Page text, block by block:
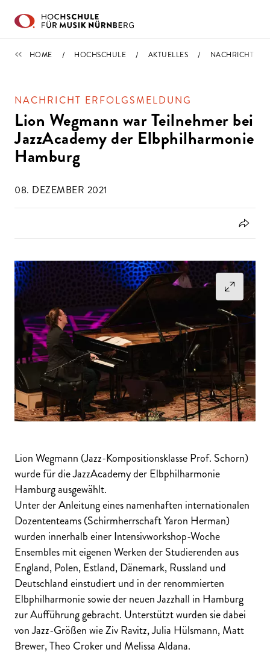
IMPORTIERT
HOME HOCHSCHULE AKTUELLES NACHRICHT
NACHRICHT ERFOLGSMELDUNG
Lion Wegmann war Teilnehmer bei
JazzAcademy der Elbphilharmonie
Hamburg
08. DEZEMBER 2021
Lion Wegmann (Jazz-Kompositionsklasse Prof. Schorn)
wurde für die JazzAcademy der Elbphilharmonie
Hamburg ausgewählt.
Unter der Anleitung eines namenhaften internationalen
Dozententeams (Schirmherrschaft Yaron Herman)
wurden innerhalb einer Intensivworkshop-Woche
Ensembles mit eigenen Werken der Studierenden aus
England, Polen, Estland, Dänemark, Russland und
Deutschland einstudiert und in der renommierten
Elbphilharmonie sowie der neuen Jazzhall in Hamburg
zur Aufführung gebracht. Unterstützt wurden sie dabei
von Jazz-Größen wie Ziv Ravitz, Julia Hülsmann, Matt
Brewer, Theo Croker und Melissa Aldana.